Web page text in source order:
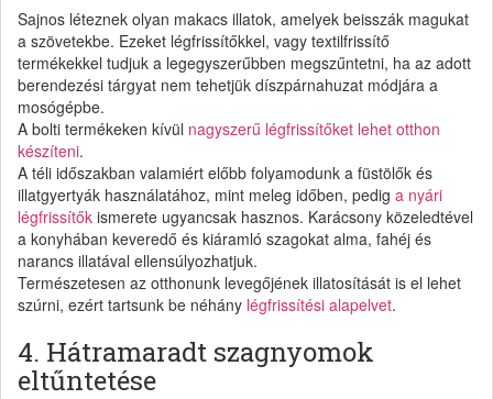
Sajnos léteznek olyan makacs illatok, amelyek beisszák magukat
a szövetekbe. Ezeket légfrissítőkkel, vagy textilfrissítő
termékekkel tudjuk a legegyszerűbben megszűntetni, ha az adott
berendezési tárgyat nem tehetjük díszpárnahuzat módjára a
mosógépbe.
A bolti termékeken kívül nagyszerű légfrissítőket lehet otthon
készíteni.
A téli időszakban valamiért előbb folyamodunk a füstölők és
illatgyertyák használatához, mint meleg időben, pedig a nyári
légfrissítők ismerete ugyancsak hasznos. Karácsony közeledtével
a konyhában keveredő és kiáramló szagokat alma, fahéj és
narancs illatával ellensúlyozhatjuk.
Természetesen az otthonunk levegőjének illatosítását is el lehet
szúrni, ezért tartsunk be néhány légfrissítési alapelvet.
4. Hátramaradt szagnyomok
eltűntetése